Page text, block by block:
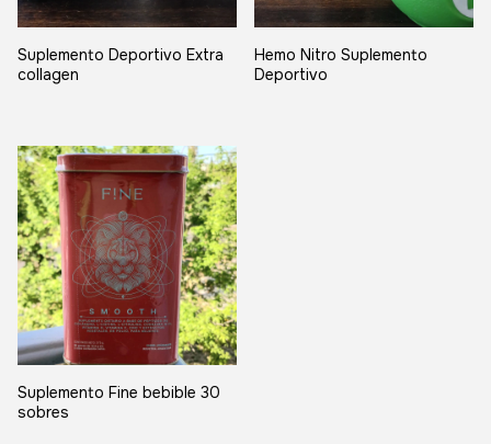
Suplemento Deportivo Extra
collagen
Hemo Nitro Suplemento
Deportivo
Suplemento Fine bebible 30
sobres